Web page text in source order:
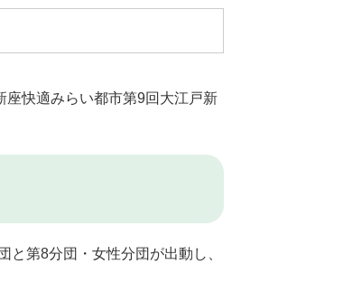
快適みらい都市第9回大江戸新
第8分団・女性分団が出動し、